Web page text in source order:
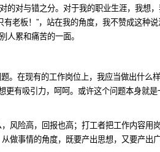
对与错之分。对于我的职业生涯，我想
老板！”，站在我的角度，我不赞成这种
人累和痛苦的一面。
。在现有的工作岗位上，我应当做出什么
有吸引力，呵呵。或许这个问题本身就
风险高，回报也高；打工者把工作内容用
事情的角度，既要产出思想，又要产出广